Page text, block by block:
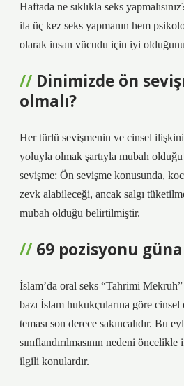
Haftada ne sıklıkla seks
ila üç kez seks yapmanın hem
olarak insan vücudu için iyi
Dinimizde ön
olmalı?
Her türlü sevişmenin ve cinsel
yoluyla olmak şartıyla mubah
sevişme: Ön sevişme konusunda,
zevk alabileceği, ancak salgı
mubah olduğu belirtilmiştir.
69 pozisyonu
İslam’da oral seks “Tahrimi
bazı İslam hukukçularına göre cinsel
teması son derece sakıncalıdır. Bu
sınıflandırılmasının nedeni
ilgili konulardır.